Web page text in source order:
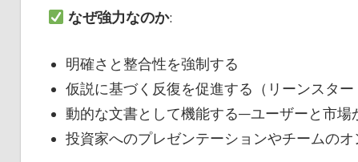
なぜ強力なのか:
明確さと整合性を強制する
仮説に基づく反復を促進する（リーンスター
動的な文書として機能する—ユーザーと市
投資家へのプレゼンテーションやチームの